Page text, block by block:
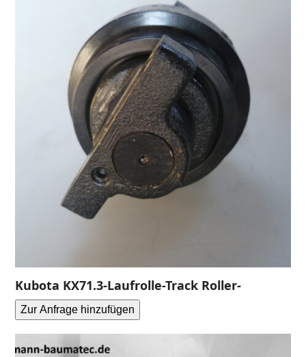
Kubota KX71.3-Laufrolle-Track Roller-
Zur Anfrage hinzufügen